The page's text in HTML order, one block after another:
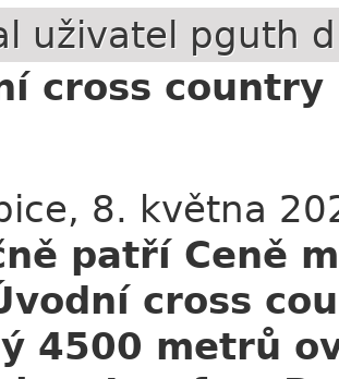
uživatel pguth
cross
8. května
patří Ceně
cross
4500 metrů